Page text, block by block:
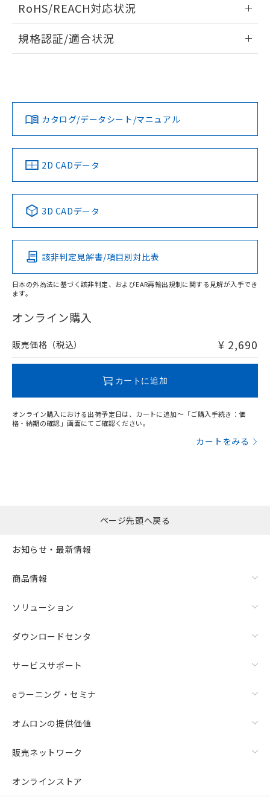
ドすることができます。
ログイン/会員登録
ダウンロードデータをご利用いただく前に、以下を必ずお読
みください。
ソフトウェアの使用条件
RoHS/REACH対応状況
EU RoHS 注意事項・凡例
対応済み
中国 RoHS 注意事項・凡例
Pb Hg Cd Cr(VI)
O
在庫等で未対応品が混在する可能性があります。
問い合わせください。
規格認証/適合状況
LR型式承認
（イギリス
船舶規格）
DNV型式承認
（ノルウェー
BV型式承認
（フランス
KR型式
（韓国
No No No No
この製品の規格認証/適合状況ページへ
その他の認証はこちらのページからご検索ください
カタログ/データシート/マニュアル
2D CADデータ
3D CADデータ
該非判定見解書/項目別対比表
日本の外為法に基づく該非判定、およびEAR再輸出規制に関する見解が入手でき
ます。
オンライン購入
販売価格（税込） ¥ 2,690
カートに追加
オンライン購入における出荷予定日は、カートに追加～「ご購入手続き：価
格・納期の確認」画面にてご確認ください。
カートをみる
登録された部品リストについて、当社
および当社の共同利用者が、当社の製
品・サービスに関するお客様との取
引・商談に必要な範囲で利用すること
用者の範囲」に記載されている法人を
指します。
※3 非含有証明書ダウンロード
下記の非含有証明書をダウンロードするこ
とができます。
ものではありません。
また、RoHS指令のフタル酸エステル類４
物質の対応では、対応完了までの期間は出
荷製品に未対応品が混在することから備考
り、2022年1月12日より割愛しておりま
す。
ページ先頭へ戻る
お知らせ・最新情報
商品情報
ソリューション
ダウンロードセンタ
サービスサポート
eラーニング・セミナ
オムロンの提供価値
販売ネットワーク
オンラインストア